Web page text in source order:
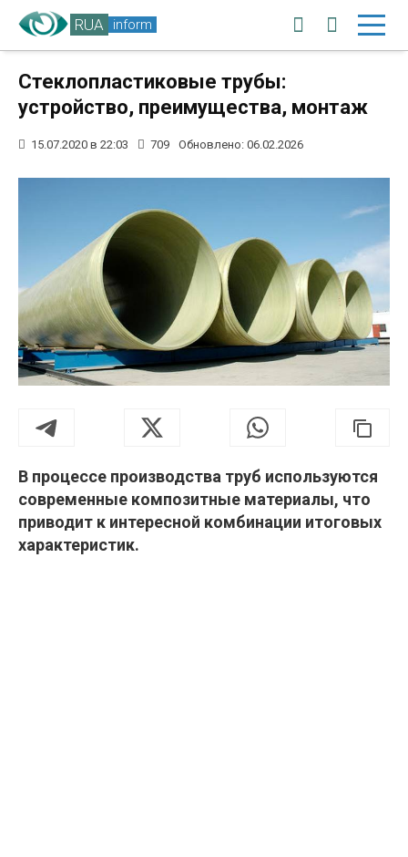
RUA inform
Стеклопластиковые трубы:
устройство, преимущества, монтаж
15.07.2020 в 22:03 709 Обновлено: 06.02.2026
В процессе производства труб используются
современные композитные материалы, что
приводит к интересной комбинации итоговых
характеристик.